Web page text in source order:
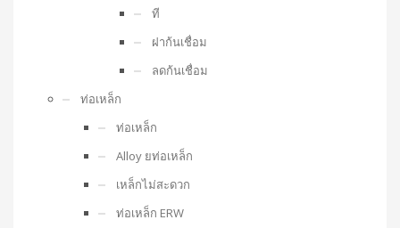
ที
ฝาก้นเชื่อม
ลดก้นเชื่อม
ท่อเหล็ก
ท่อเหล็ก
Alloy ยท่อเหล็ก
เหล็กไม่สะดวก
ท่อเหล็ก ERW